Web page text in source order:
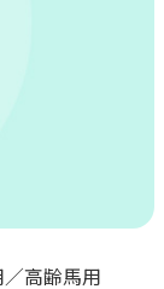
高齢馬用